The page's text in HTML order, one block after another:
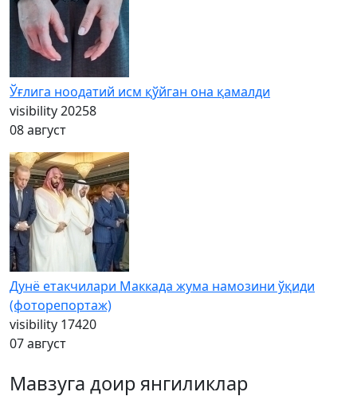
Ўғлига ноодатий исм қўйган она қамалди
visibility20258
08 август
Дунё етакчилари Маккада жума намозини ўқиди
(фоторепортаж)
visibility 17420
07 август
Мавзуга доир янгиликлар